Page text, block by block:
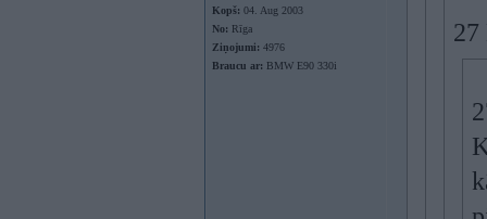
Kopš: 04. Aug 2003
No: Rīga
Ziņojumi: 4976
Braucu ar: BMW E90 330i
27